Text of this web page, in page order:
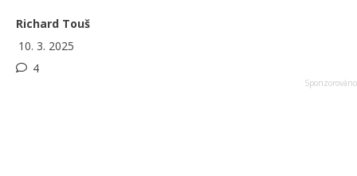
Richard Touš
10. 3. 2025
4